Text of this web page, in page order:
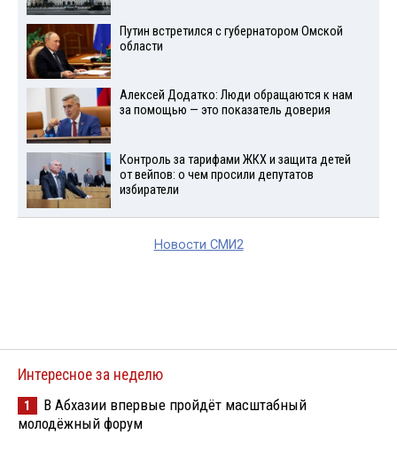
Путин встретился с губернатором Омской
области
Алексей Додатко: Люди обращаются к нам
за помощью — это показатель доверия
Контроль за тарифами ЖКХ и защита детей
от вейпов: о чем просили депутатов
избиратели
Новости СМИ2
Интересное за неделю
1
В Абхазии впервые пройдёт масштабный
молодёжный форум